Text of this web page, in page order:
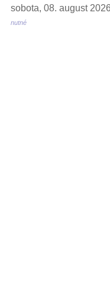
sobota, 08. august
nutné